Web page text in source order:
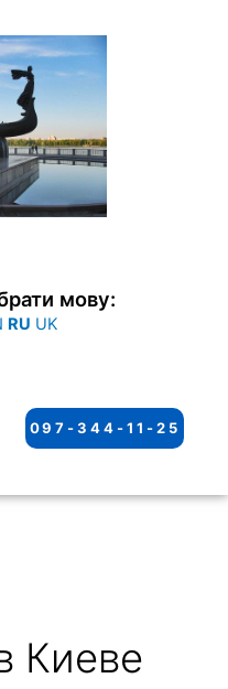
мову:
RU UK
097-344-11-25
Киеве